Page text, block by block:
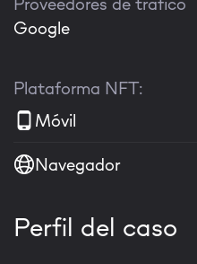
Google
Plataforma NFT:
Móvil
Navegador
Perfil del caso